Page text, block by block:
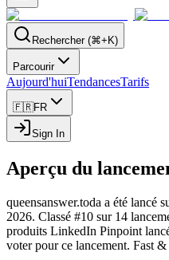
Rechercher (⌘+K)
Parcourir
Aujourd'huiTendancesTarifs
🇫🇷FR
Sign In
Aperçu du
queensanswer.toda a été lancé
2026. Classé #10 sur 14
produits LinkedIn Pinpoint
voter pour ce lancement. Fast &